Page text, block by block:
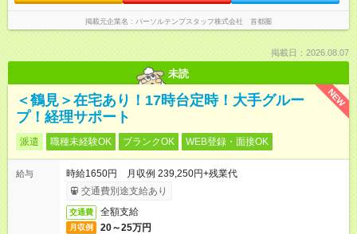
掲載元企業名 パーソルテンプスタッフ株式会社 首都圏
掲載日：2026.08.07
未読
NEW
＜鶴見＞在宅あり！17時台定時！大手グルー
プ！経理サポート
派遣 職種未経験OK ブランクOK WEB登録・面接OK
給与
時給1650円 月収例 239,250円+残業代
交通費別途支給あり
交通費 全額支給
月収例 20～25万円